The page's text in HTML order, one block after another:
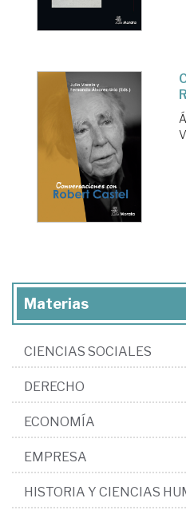
Materias
CIENCIAS SOCIALES
DERECHO
ECONOMÍA
EMPRESA
HISTORIA Y CIENCIAS